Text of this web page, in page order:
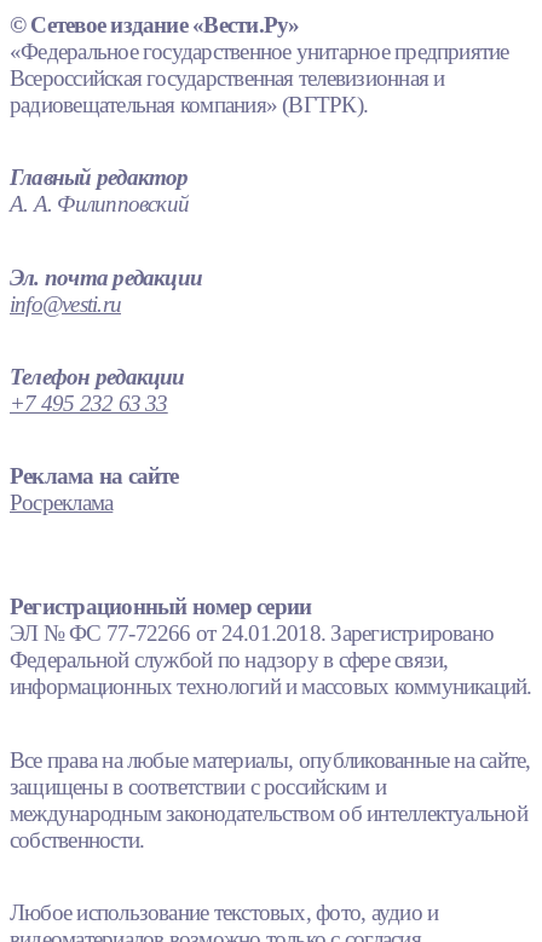
© Сетевое издание «Вести.Ру»
«Федеральное государственное унитарное предприятие
Всероссийская государственная телевизионная и
радиовещательная компания» (ВГТРК).
Главный редактор
А. А. Филипповский
Эл. почта редакции
info@vesti.ru
Телефон редакции
+7 495 232 63 33
Реклама на сайте
Росреклама
Регистрационный номер серии
ЭЛ № ФС 77-72266 от 24.01.2018. Зарегистрировано
Федеральной службой по надзору в сфере связи,
информационных технологий и массовых коммуникаций.
Все права на любые материалы, опубликованные на сайте,
защищены в соответствии с российским и
международным законодательством об интеллектуальной
собственности.
Любое использование текстовых, фото, аудио и